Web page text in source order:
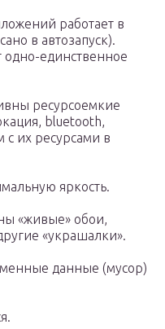
работает в
в автозапуск).
одно-единственное
ресурсоемкие
bluetooth,
с их ресурсами в
яркость.
«живые» обои,
«украшалки».
данные (мусор)